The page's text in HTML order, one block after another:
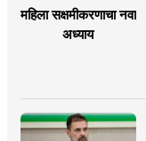
महिला सक्षमीकरणाचा नवा
अध्याय